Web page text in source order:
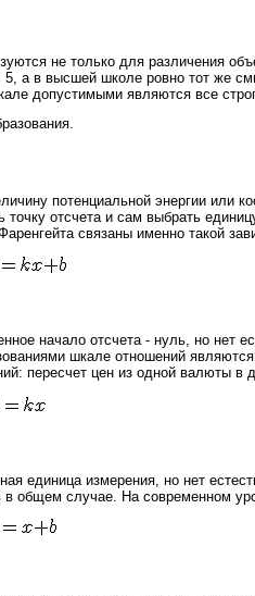
не только для различения
а в высшей школе ровно тот же
допустимыми являются все
потенциальной энергии или
точку отсчета и сам выбрать
связаны именно такой
начало отсчета - нуль, но
шкале отношений
пересчет цен из одной валюты
единица измерения, но нет
общем случае. На современном